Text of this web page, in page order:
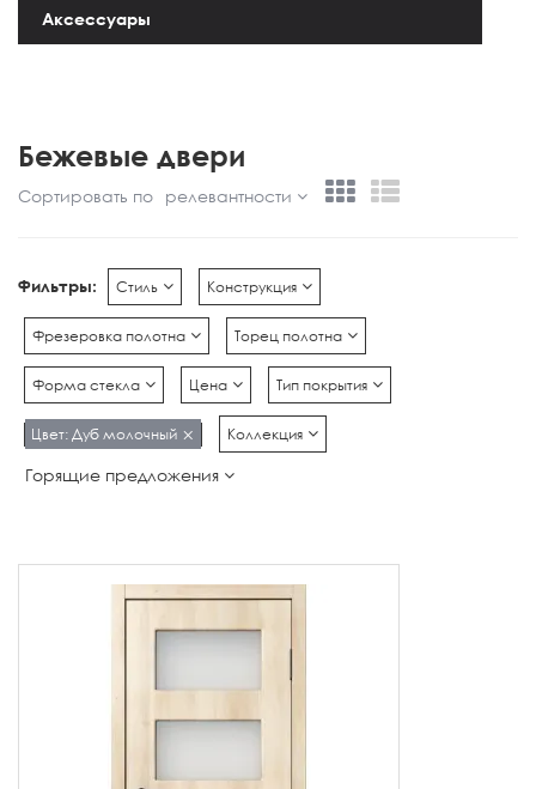
Аксессуары
Бежевые двери
Сортировать по релевантности
Фильтры: Стиль Конструкция
Фрезеровка полотна Торец полотна
Форма стекла Цена Тип покрытия
Цвет: Дуб молочный Коллекция
Горящие предложения